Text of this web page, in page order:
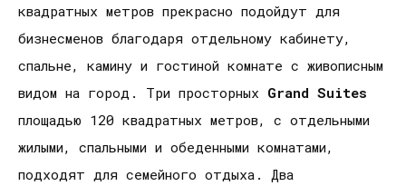
квадратных метров прекрасно подойдут для
бизнесменов благодаря отдельному кабинету,
спальне, камину и гостиной комнате с живописным
видом на город. Три просторных Grand Suites
площадью 120 квадратных метров, с отдельными
жилыми, спальными и обеденными комнатами,
подходят для семейного отдыха. Два